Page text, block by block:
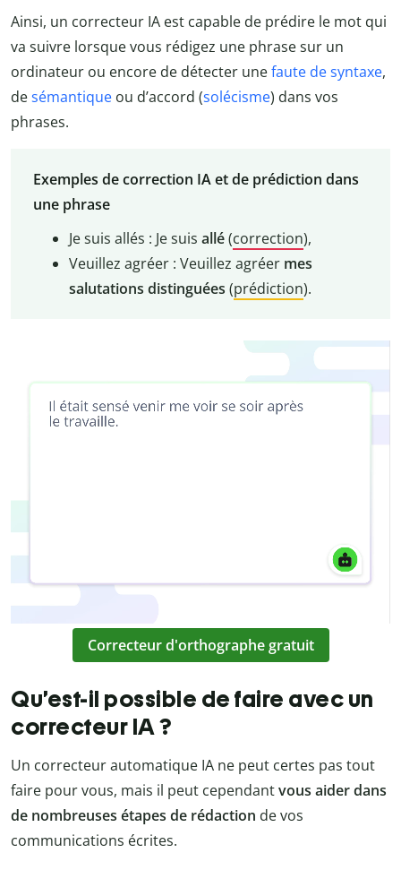
Ainsi, un correcteur IA est capable de prédire le mot qui
va suivre lorsque vous rédigez une phrase sur un
ordinateur ou encore de détecter unefaute de syntaxe,
desémantique ou d’accord (solécisme) dans vos
phrases.
Exemples de correction IA et de prédiction dans
une phrase
Je suis allés : Je suis allé(correction),
Veuillez agréer : Veuillez agréer mes
salutations distinguées (prédiction).
Correcteur d'orthographe gratuit
Qu’est-il possible de faire avec un
correcteur IA ?
Un correcteur automatique IA ne peut certes pas tout
faire pour vous, mais il peut cependantvous aider dans
de nombreuses étapes de rédaction de vos
communications écrites.